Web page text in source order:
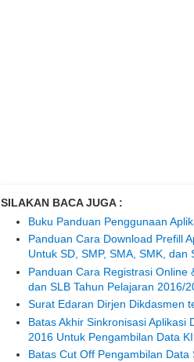
SILAKAN BACA JUGA :
Buku Panduan Penggunaan
Panduan Cara Download Prefill
Untuk SD, SMP, SMA, SMK, dan
Panduan Cara Registrasi Online
dan SLB Tahun Pelajaran 2016/
Surat Edaran Dirjen Dikdasmen
Batas Akhir Sinkronisasi
2016 Untuk Pengambilan Data
Batas Cut Off Pengambilan